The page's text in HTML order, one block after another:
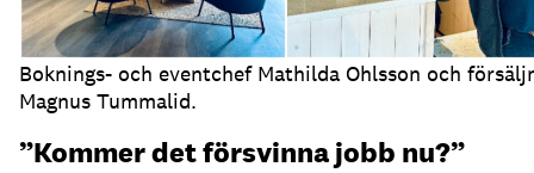
Boknings- och eventchef Mathilda Ohlsson och
Magnus Tummalid.
”Kommer det försvinna jobb nu?”